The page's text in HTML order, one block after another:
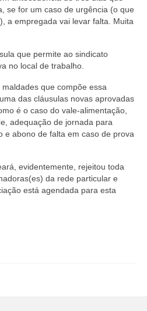
se for um caso de urgência (o que
a empregada vai levar falta. Muita
que permite ao sindicato
no local de trabalho.
que compõe essa
das cláusulas novas aprovadas
é o caso do vale-alimentação,
adequação de jornada para
e abono de falta em caso de prova
evidentemente, rejeitou toda
da rede particular e
está agendada para esta